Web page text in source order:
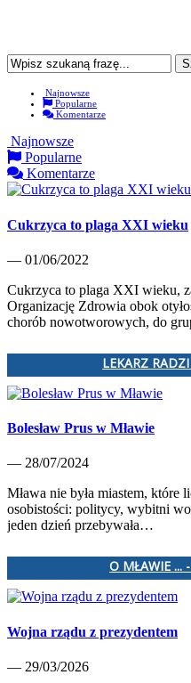
Najnowsze
Popularne
Komentarze
Najnowsze
Popularne
Komentarze
Cukrzyca to plaga XXI wieku
— 01/06/2022
Cukrzyca to plaga XXI wieku,
Organizację Zdrowia obok
chorób nowotworowych, do
LEKARZ RADZI
Bolesław Prus w Mławie
— 28/07/2024
Mława nie była miastem, które
osobistości: politycy, wybitni
jeden dzień przebywała…
O MŁAWIE ... -
Wojna rządu z prezydentem
— 29/03/2026